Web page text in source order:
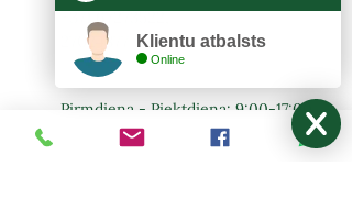
+371 67273522,
27024877
Pirmdiena - Piektdiena: 9:00-17:00
Sestdiena, Svētdiena: Brīvdiena
Klientu atbalsts
Online